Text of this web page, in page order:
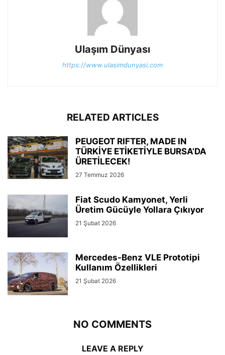
Ulaşım Dünyası
https://www.ulasimdunyasi.com
RELATED ARTICLES
PEUGEOT RIFTER, MADE IN
TÜRKİYE ETİKETİYLE BURSA’DA
ÜRETİLECEK!
27 Temmuz 2026
Fiat Scudo Kamyonet, Yerli
Üretim Gücüyle Yollara Çıkıyor
21 Şubat 2026
Mercedes-Benz VLE Prototipi
Kullanım Özellikleri
21 Şubat 2026
NO COMMENTS
LEAVE A REPLY